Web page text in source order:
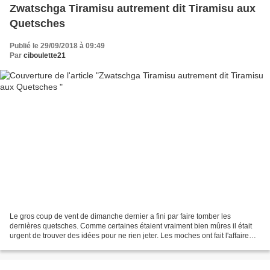
Zwatschga Tiramisu autrement dit Tiramisu aux
Quetsches
Publié le 29/09/2018 à 09:49
Par ciboulette21
Le gros coup de vent de dimanche dernier a fini par faire tomber les
dernières quetsches. Comme certaines étaient vraiment bien mûres il était
urgent de trouver des idées pour ne rien jeter. Les moches ont fait l'affaire